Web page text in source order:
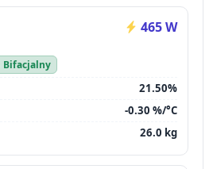
465 W
Bifacjalny
21.50%
-0.30 %/°C
26.0 kg